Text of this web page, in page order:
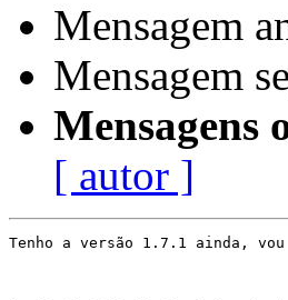
Mensagem
Mensagem
Mensagens
[ autor ]
Tenho a versão 1.7.1 ainda,